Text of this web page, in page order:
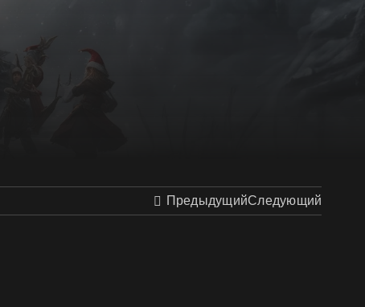
ПредыдущийСледующий